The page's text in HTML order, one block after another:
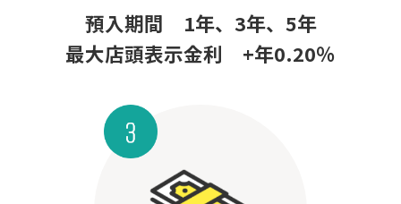
預入期間 1年、3年、5年
最大店頭表示金利 +年0.20％